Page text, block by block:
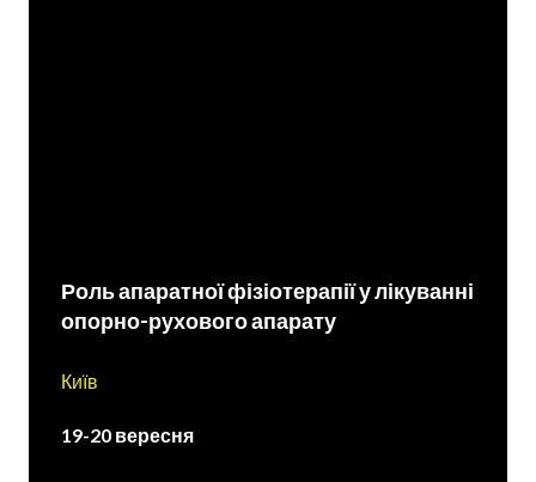
Роль апаратної фізіотерапії у лікуванні
опорно-рухового апарату
Київ
19-20 вересня